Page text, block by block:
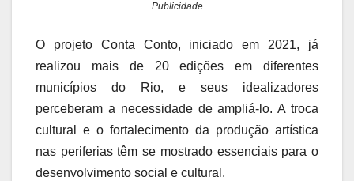
Publicidade
O projeto Conta Conto, iniciado em 2021, já
realizou mais de 20 edições em diferentes
municípios do Rio, e seus idealizadores
perceberam a necessidade de ampliá-lo. A troca
cultural e o fortalecimento da produção artística
nas periferias têm se mostrado essenciais para o
desenvolvimento social e cultural.